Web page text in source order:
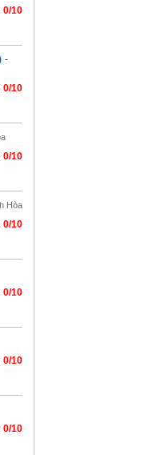
0/10
-
0/10
0/10
Hòa
0/10
0/10
0/10
0/10